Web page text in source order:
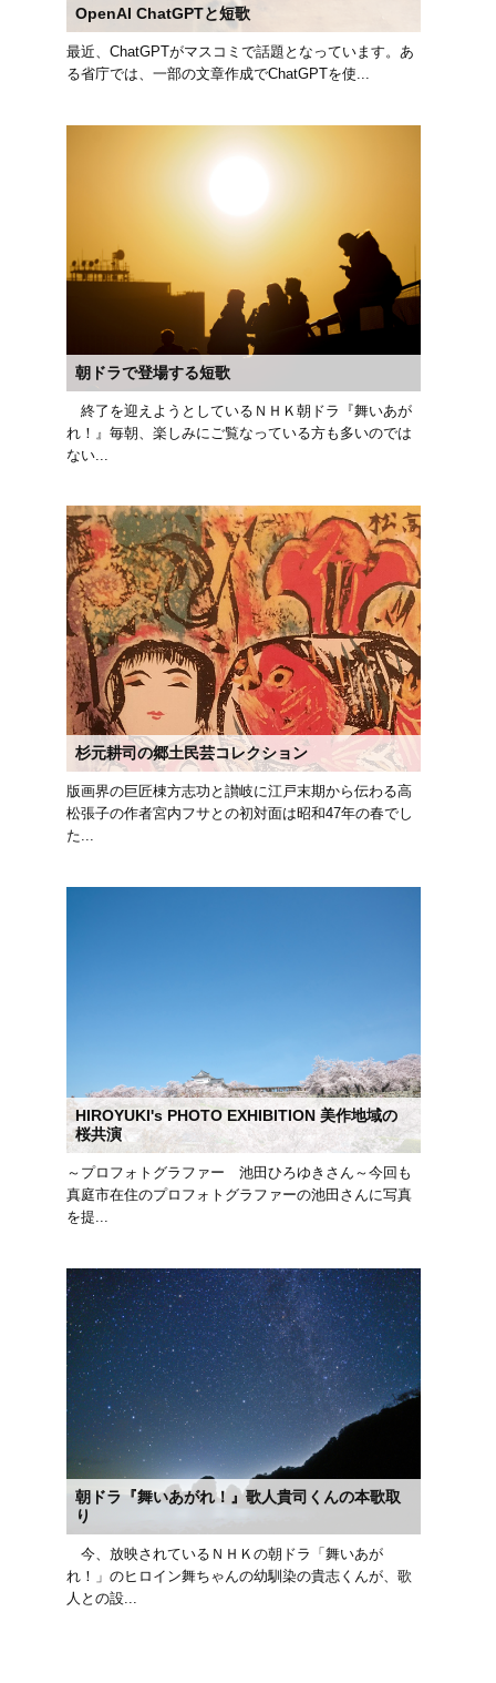
OpenAI ChatGPTと短歌
最近、ChatGPTがマスコミで話題となっています。あ
る省庁では、一部の文章作成でChatGPTを使...
朝ドラで登場する短歌
終了を迎えようとしているＮＨＫ朝ドラ『舞いあが
れ！』毎朝、楽しみにご覧なっている方も多いのでは
ない...
杉元耕司の郷土民芸コレクション
版画界の巨匠棟方志功と讃岐に江戸末期から伝わる高
松張子の作者宮内フサとの初対面は昭和47年の春でし
た...
HIROYUKI's PHOTO EXHIBITION 美作地域の
桜共演
～プロフォトグラファー 池田ひろゆきさん～今回も
真庭市在住のプロフォトグラファーの池田さんに写真
を提...
朝ドラ『舞いあがれ！』歌人貴司くんの本歌取
り
今、放映されているＮＨＫの朝ドラ「舞いあが
れ！」のヒロイン舞ちゃんの幼馴染の貴志くんが、歌
人との設...